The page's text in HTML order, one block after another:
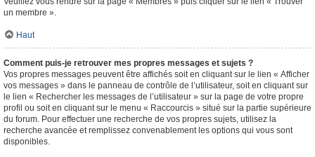
un membre ».
Haut
Comment puis-je retrouver mes propres messages et sujets ?
Vos propres messages peuvent être affichés soit en cliquant sur le lien « Afficher
vos messages » dans le panneau de contrôle de l’utilisateur, soit en cliquant sur
le lien « Rechercher les messages de l’utilisateur » sur la page de votre propre
profil ou soit en cliquant sur le menu « Raccourcis » situé sur la partie supérieure
du forum. Pour effectuer une recherche de vos propres sujets, utilisez la
recherche avancée et remplissez convenablement les options qui vous sont
disponibles.